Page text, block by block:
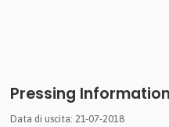
Pressing Information
Data di uscita: 21-07-2018